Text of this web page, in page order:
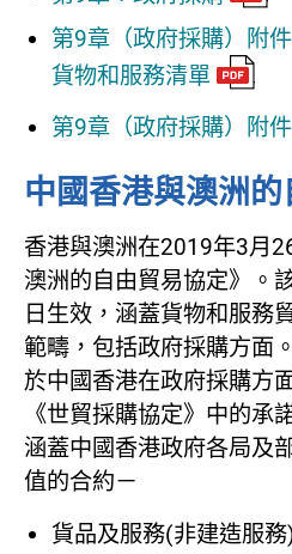
第9章（政府採購）附
貨物和服務清單
第9章（政府採購）附
中國香港與澳洲
香港與澳洲在2019年3月
澳洲的自由貿易協定》。
日生效，涵蓋貨物和服務
範疇，包括政府採購方面
於中國香港在政府採購方
《世貿採購協定》中的承
涵蓋中國香港政府各局及
值的合約－
貨品及服務(非建造服